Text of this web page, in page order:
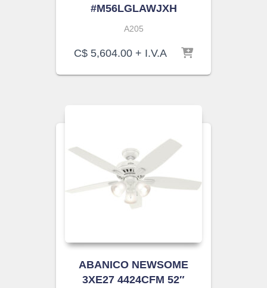
#M56LGLAWJXH
A205
C$ 5,604.00 + I.V.A
ABANICO NEWSOME
3XE27 4424CFM 52″